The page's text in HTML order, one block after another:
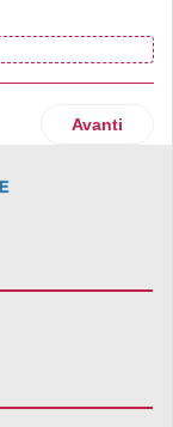
inizia il 2025 in
Articolo
Avanti